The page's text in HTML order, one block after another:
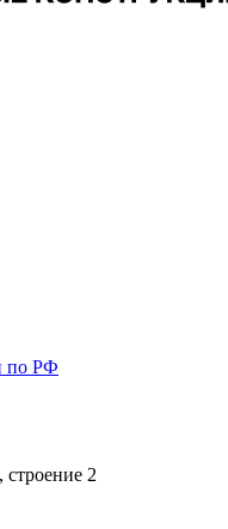
по РФ
строение 2